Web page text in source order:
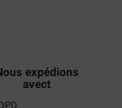
expédions
avect